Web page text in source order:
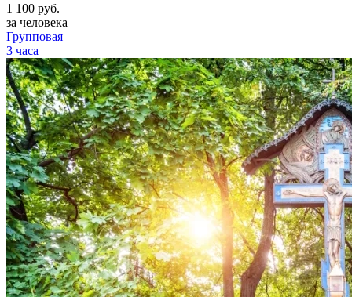
1 100 руб.
за человека
Групповая
3 часа